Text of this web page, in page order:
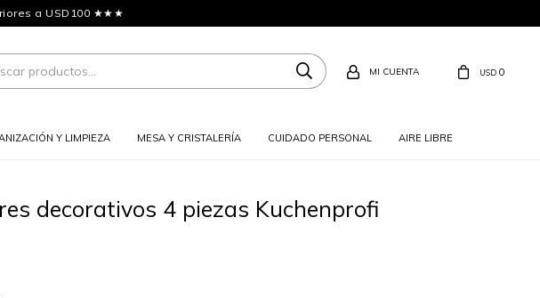
a USD100 ★★★
Y LIMPIEZA MESA Y CRISTALERÍA CUIDADO PERSONAL AIRE LIBRE
USD 0
decorativos 4 piezas Kuchenprofi